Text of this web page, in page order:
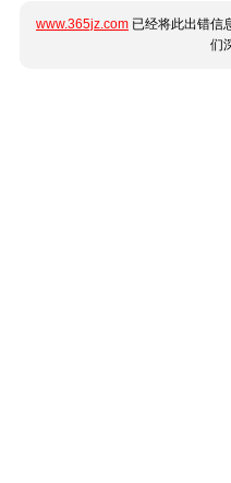
www.365jz.com 已经将此出错信
们